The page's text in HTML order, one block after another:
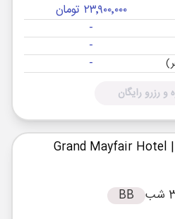
۲۳٬۹۰۰٬۰۰۰ تومان
-
-
-
و رزرو رایگان
| Grand Mayfair Hotel
BB